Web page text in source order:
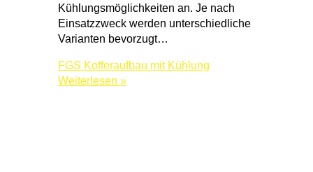
Kühlungsmöglichkeiten an. Je nach
Einsatzzweck werden unterschiedliche
Varianten bevorzugt…
FGS Kofferaufbau mit Kühlung
Weiterlesen »